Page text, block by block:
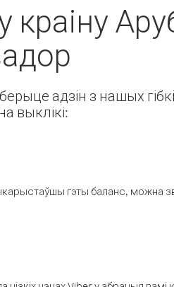
адзін з нашых
выклікі:
гэты баланс, можна